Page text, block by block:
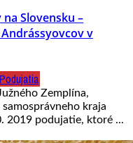
Slovensku –
v
Podujatia
Zemplína,
kraja
2019 podujatie, ktoré ...